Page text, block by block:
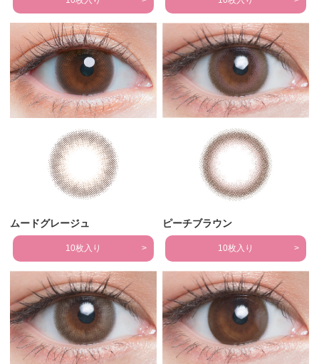
ムードグレージュ
10枚入り
ピーチブラウン
10枚入り